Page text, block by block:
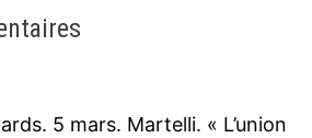
5 mars. Martelli. « L’union